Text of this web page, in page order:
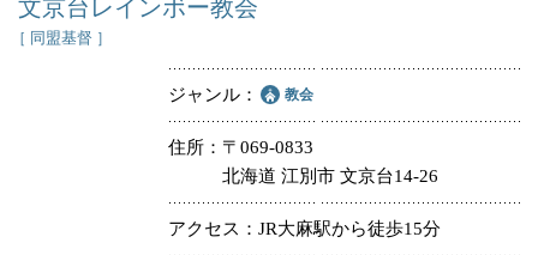
文京台レインボー教会
［ 同盟基督 ］
ジャンル 教会
住所
〒069-0833
北海道 江別市 文京台14-26
アクセス JR大麻駅から徒歩15分